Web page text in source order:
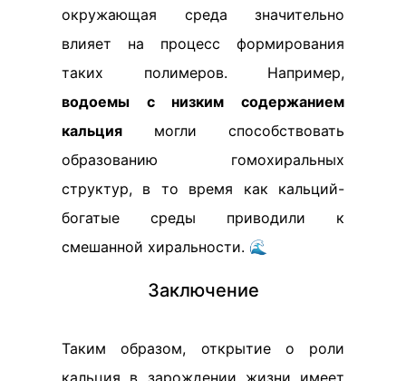
окружающая среда значительно
влияет на процесс формирования
таких полимеров. Например,
водоемы с низким содержанием
кальция могли способствовать
образованию гомохиральных
структур, в то время как кальций-
богатые среды приводили к
смешанной хиральности. 🌊
Заключение
Таким образом, открытие о роли
кальция в зарождении жизни имеет